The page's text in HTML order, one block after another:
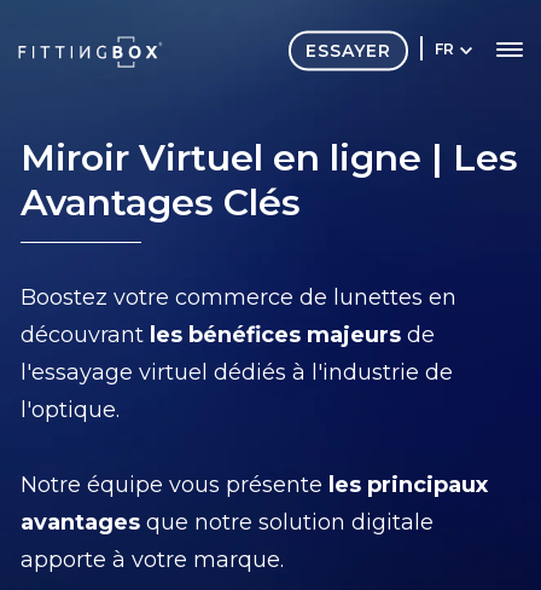
FR
ESSAYER
Miroir Virtuel en ligne | Les
Avantages Clés
Boostez votre commerce de lunettes en
découvrant les bénéfices majeurs de
l'essayage virtuel dédiés à l'industrie de
l'optique.
Notre équipe vous présente les principaux
avantages que notre solution digitale
apporte à votre marque.